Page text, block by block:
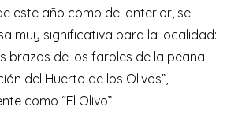
este año como del anterior, se
muy significativa para la localidad:
brazos de los faroles de la peana
del Huerto de los Olivos”,
como “El Olivo”.